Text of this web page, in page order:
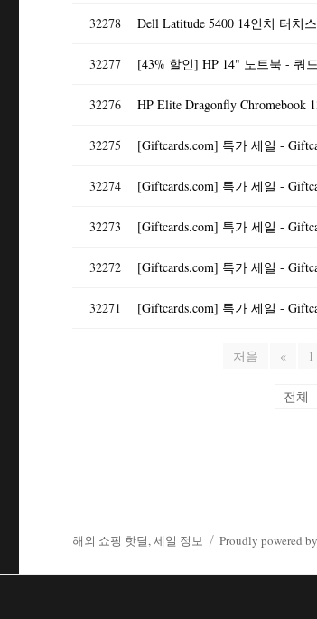
32278
32277
32276 HP Elite Dragonfly Chromebook
32275 [Giftcards.com] 특가 세일 -
32274
32273
32272 [Giftcards.com] 특가 세일 -
32271
처음 « 1
해외 쇼핑 핫딜, 세일 정보 Proudly powered